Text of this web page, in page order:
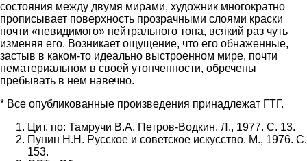
состояния между двумя мирами, художник многократно
прописывает поверхность прозрачными слоями краски
почти «невидимого» нейтрального тона, всякий раз чуть
изменяя его. Возникает ощущение, что его обнаженные,
застыв в каком-то идеально выстроенном мире, почти
нематериальном в своей утонченности, обречены
пребывать в нем навечно.
* Все опубликованные произведения принадлежат ГТГ.
Цит. по: Тамручи В.А. Петров-Водкин. Л., 1977. С. 13.
Пунин Н.Н. Русское и советское искусство. М., 1976. С.
153.